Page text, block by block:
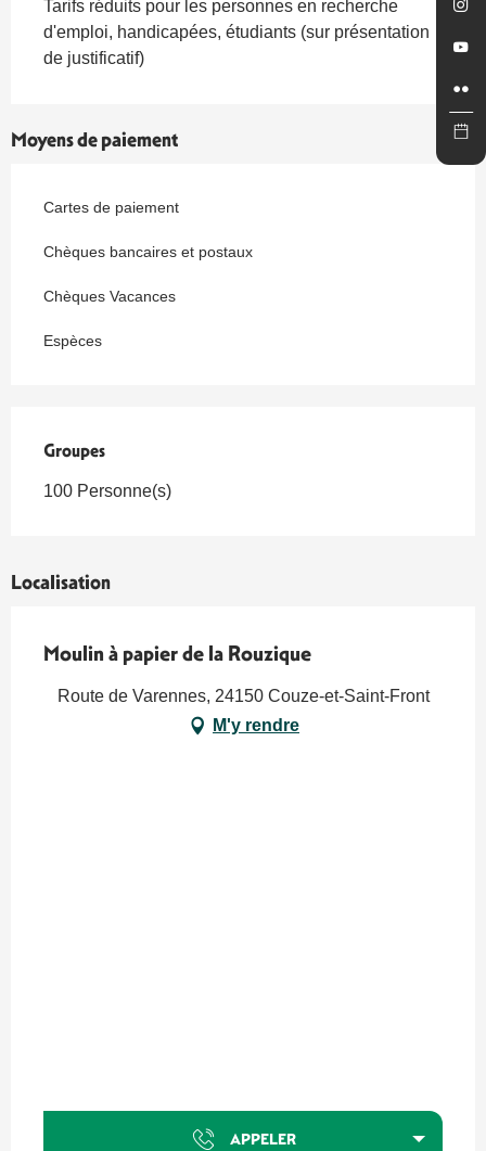
Tarifs réduits pour les personnes en recherche
d'emploi, handicapées, étudiants (sur présentation
de justificatif)
Moyens de paiement
Cartes de paiement
Chèques bancaires et postaux
Chèques Vacances
Espèces
Groupes
Groupes
100 Personne(s)
Localisation
Moulin à papier de la Rouzique
Route de Varennes, 24150 Couze-et-Saint-Front
M'y rendre
APPELER